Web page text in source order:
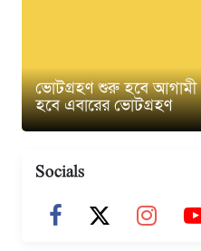
ভোটগ্রহণ শুরু হবে আগামী
হবে এবারের ভোটগ্রহণ
Socials